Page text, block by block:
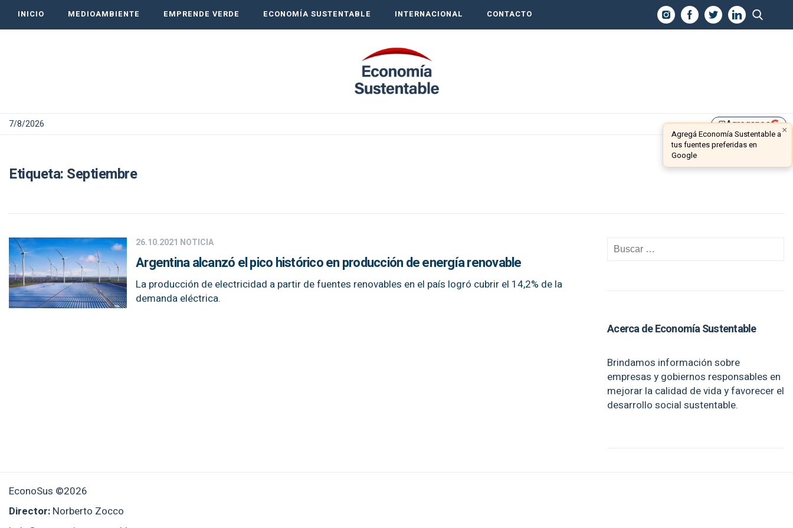
INICIO MEDIOAMBIENTE EMPRENDE VERDE ECONOMÍA SUSTENTABLE INTERNACIONAL CONTACTO
7/8/2026 library_addAgreganos ×
Agregá Economía Sustentable a
tus fuentes preferidas en
Google
Etiqueta: Septiembre
26.10.2021 NOTICIA
Argentina alcanzó el pico histórico en producción de energía renovable
La producción de electricidad a partir de fuentes renovables en el país logró cubrir el 14,2% de la
demanda eléctrica.
Acerca de Economía Sustentable
Brindamos información sobre
empresas y gobiernos responsables en
mejorar la calidad de vida y favorecer el
desarrollo social sustentable.
EconoSus ©2026
Director: Norberto Zocco